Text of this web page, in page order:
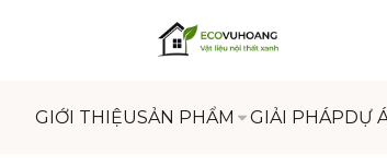
GIỚI THIỆUSẢN PHẨM GIẢI PHÁPDỰ